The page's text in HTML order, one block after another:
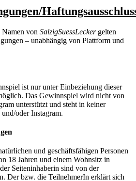
von SalzigSuessLeckergelten
– unabhängig von Plattform und
ist nur unter Einbeziehung dieser
Das Gewinnspiel wird nicht von
unterstützt und steht in keiner
oder Instagram.
und geschäftsfähigen Personen
18 Jahren und einem Wohnsitz in
Seiteninhaberin sind von der
Der bzw. die TeilnehmerIn erklärt sich